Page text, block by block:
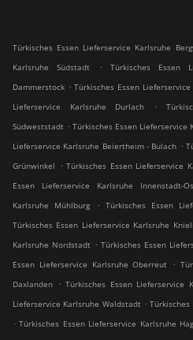
Türkisches Essen Lieferservice Karlsruhe
Karlsruhe Südstadt
.
Türkisches Essen
Dammerstock . Türkisches Essen
Lieferservice Karlsruhe Durlach
.
Südweststadt . Türkisches Essen Lieferservice
Lieferservice Karlsruhe Beiertheim - Bulach .
Grünwinkel
. Türkisches Essen Lieferservice
Essen Lieferservice Karlsruhe Innenstadt-
Karlsruhe Mühlburg
. Türkisches Essen
Türkisches Essen Lieferservice Karlsruhe
Karlsruhe Nordstadt . Türkisches Essen
Essen Lieferservice Karlsruhe Oberreut
.
Daxlanden
. Türkisches Essen Lieferservice
Lieferservice Karlsruhe Waldstadt . Türkisches
. Türkisches Essen Lieferservice Karlsruhe